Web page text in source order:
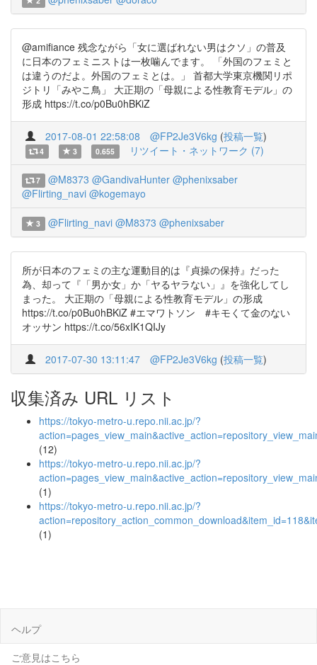
@amifiance 残念ながら「女に選ばれない男はクソ」の普及
に日本のフェミニストは一枚噛んでます。 「外国のフェミと
は違うのだよ。外国のフェミとは。」 首都大学東京機関リポ
ジトリ「みやこ鳥」 大正期の「母親による性教育モデル」の
形成 https://t.co/p0Bu0hBKiZ
2017-08-01 22:58:08 @FP2Je3V6kg (投稿一覧)
4 3 0.655 リツイート・ネットワーク (7)
7 @M8373 @GandivaHunter @phenixsaber
@Flirting_navi @kogemayo
3 @Flirting_navi @M8373 @phenixsaber
所が日本のフェミの主な運動目的は『貞操の保持』だった
為、却って『「男か女」か「ヤるヤラない」』を強化してし
まった。 大正期の「母親による性教育モデル」の形成
https://t.co/p0Bu0hBKiZ #エマワトソン #キモくて金のない
オッサン https://t.co/56xIK1QIJy
2017-07-30 13:11:47 @FP2Je3V6kg (投稿一覧)
収集済み URL リスト
https://tokyo-metro-u.repo.nii.ac.jp/?
(12)
https://tokyo-metro-u.repo.nii.ac.jp/?
(1)
https://tokyo-metro-u.repo.nii.ac.jp/?
(1)
ヘルプ
ご意見はこちら